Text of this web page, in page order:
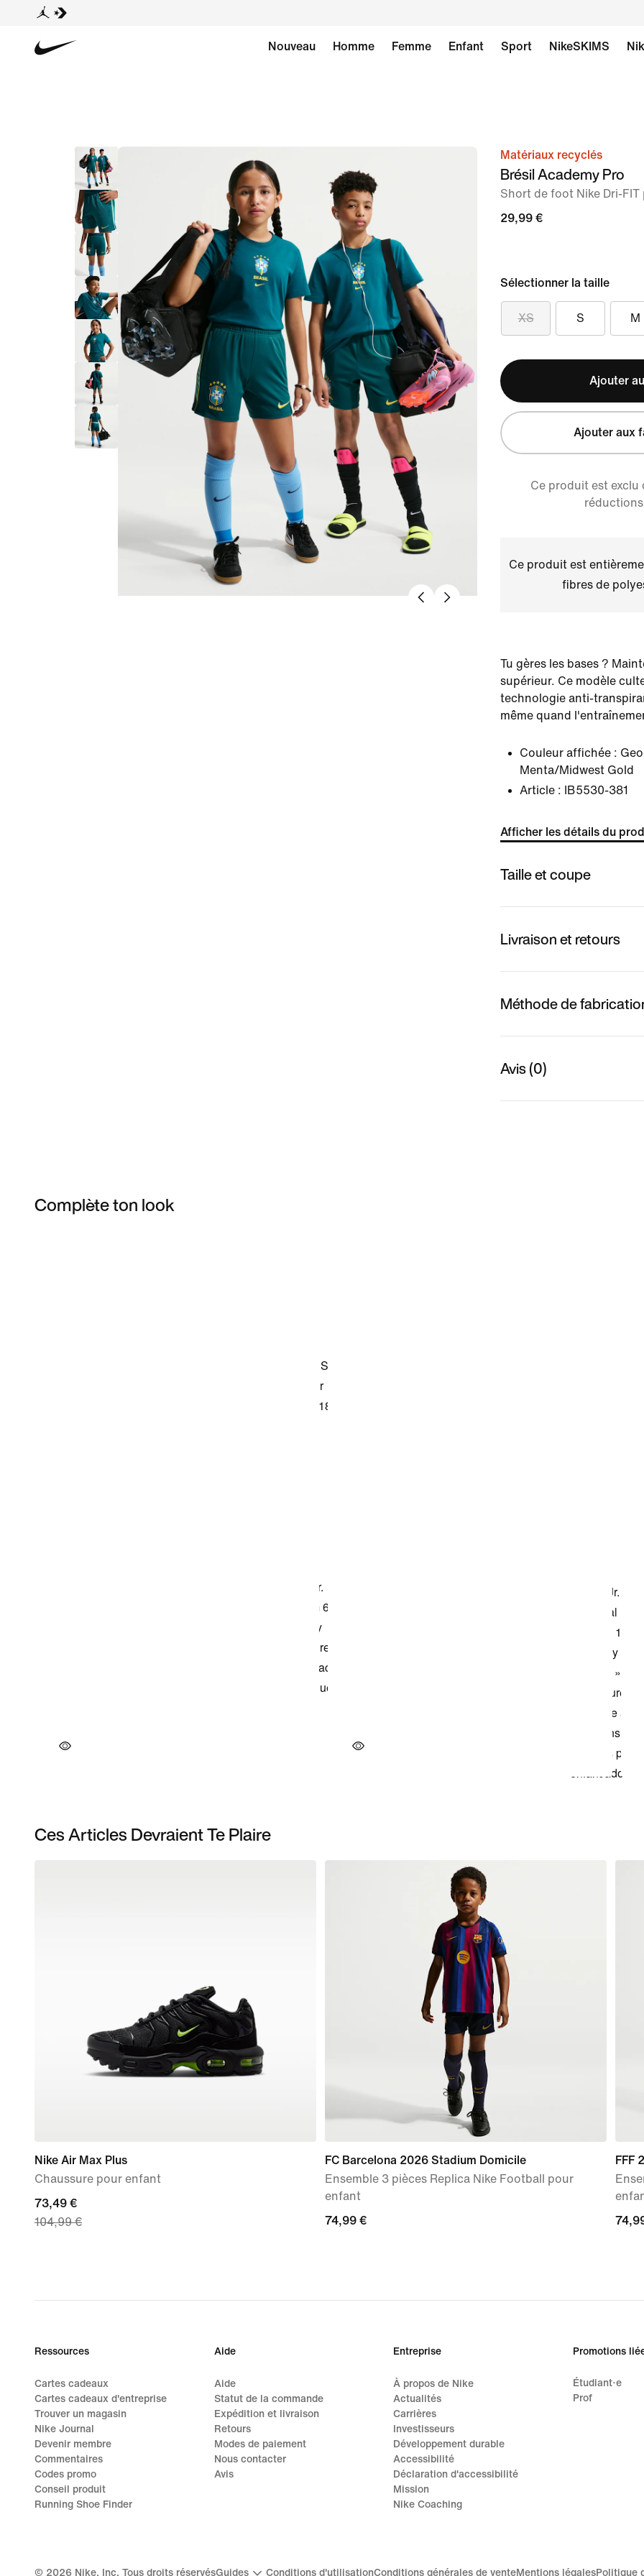
Nouveau Homme Femme Enfant Sport NikeSKIMS
image 1Matériaux recyclés
Brésil Academy Pro
Short de foot Nike Dri-FIT
29,99 €
Sélectionner la taille
XS S M
Ajouter
Ajouter aux
Ce produit est exclu
Ce produit est
fibres de
Tu gères les bases ?
supérieur. Ce modèle
technologie anti-
même quand
Couleur affichée :
Menta/Midwest Gold
Article :
IB5530-381
Afficher les détails du
Taille et coupe
Livraison et retours
Méthode de
Avis (0)
Complète ton look
Ces Articles Devraient Te Plaire
Nike Air Max Plus
Chaussure pour enfant
current
price
104,99 €
73,49 €
104,99 €
FC Barcelona 2026 Stadium Domicile
Ensemble 3 pièces Replica Nike Football pour
enfant
74,99 €
74,99 €
FFF
Ressources
Cartes cadeaux
Cartes cadeaux d'entreprise
Trouver un magasin
Nike Journal
Devenir membre
Commentaires
Codes promo
Conseil produit
Running Shoe Finder
Aide
Aide
Statut de la commande
Expédition et livraison
Retours
Modes de paiement
Nous contacter
Avis
Entreprise
À propos de Nike
Actualités
Carrières
Investisseurs
Développement durable
Accessibilité
Déclaration d'accessibilité
Mission
Nike Coaching
Promotions
Étudiant·e
Prof
© 2026 Nike, Inc. Tous droits réservésGuides Conditions d'utilisationConditions générales de venteMentions légalesPolitique